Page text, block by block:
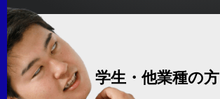
学生・他業種の方